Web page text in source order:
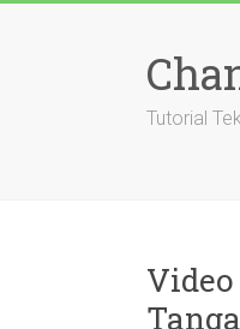
Tutorial